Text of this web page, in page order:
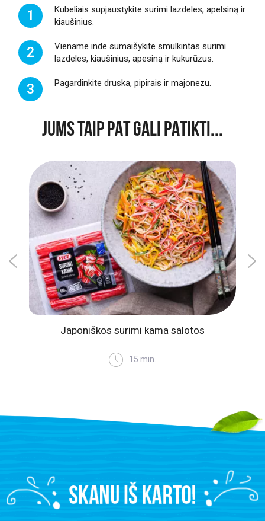
1
Kubeliais supjaustykite surimi lazdeles, apelsiną ir
kiaušinius.
2
Viename inde sumaišykite smulkintas surimi
lazdeles, kiaušinius, apesiną ir kukurūzus.
3 Pagardinkite druska, pipirais ir majonezu.
JUMS TAIP PAT GALI PATIKTI...
Japoniškos surimi kama salotos
15 min.